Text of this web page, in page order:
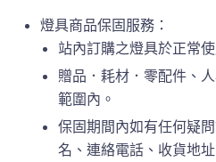
燈具商品保固服務：
站內訂購之燈具於正常
贈品．耗材．零配件、
範圍內。
保固期間內如有任何疑
名、連絡電話、收貨地